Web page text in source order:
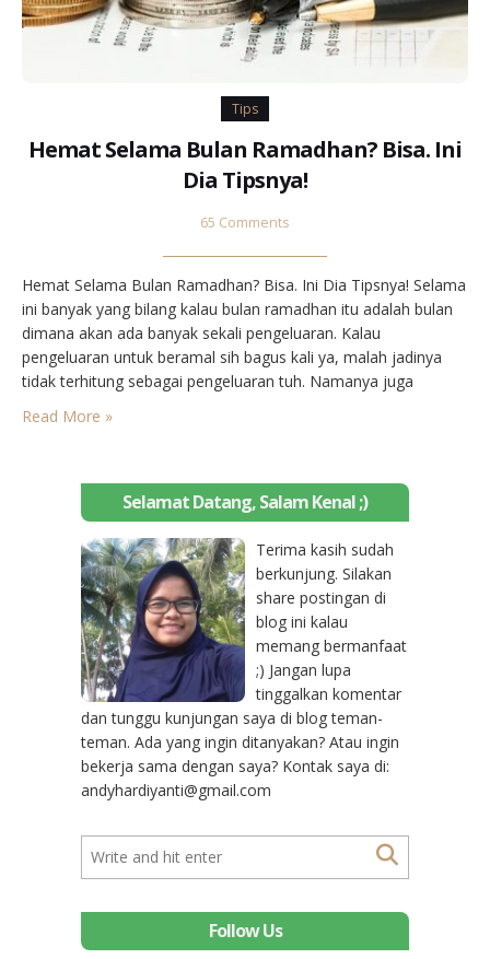
Tips
Hemat Selama Bulan Ramadhan? Bisa. Ini
Dia Tipsnya!
65 Comments
Hemat Selama Bulan Ramadhan? Bisa. Ini Dia Tipsnya! Selama
ini banyak yang bilang kalau bulan ramadhan itu adalah bulan
dimana akan ada banyak sekali pengeluaran. Kalau
pengeluaran untuk beramal sih bagus kali ya, malah jadinya
tidak terhitung sebagai pengeluaran tuh. Namanya juga
identik dengan yang namanya belanja. Belanja alias shopping.
Read More »
Selamat Datang, Salam Kenal ;)
Terima kasih sudah
berkunjung. Silakan
share postingan di
blog ini kalau
memang bermanfaat
;) Jangan lupa
tinggalkan komentar
dan tunggu kunjungan saya di blog teman-
teman. Ada yang ingin ditanyakan? Atau ingin
bekerja sama dengan saya? Kontak saya di:
andyhardiyanti@gmail.com
Follow Us